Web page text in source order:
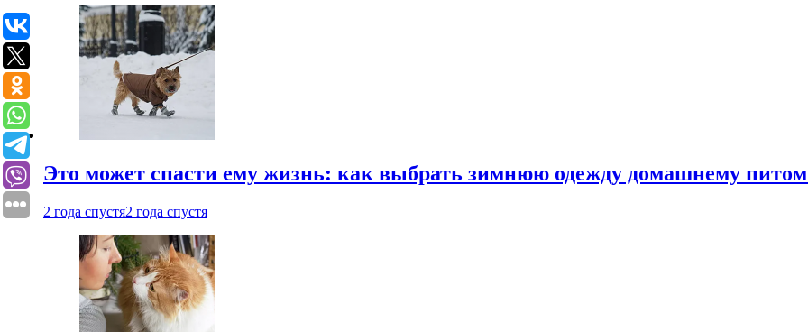
Это может спасти ему жизнь: как выбрать зимнюю одежду домашнему
2 года спустя2 года спустя